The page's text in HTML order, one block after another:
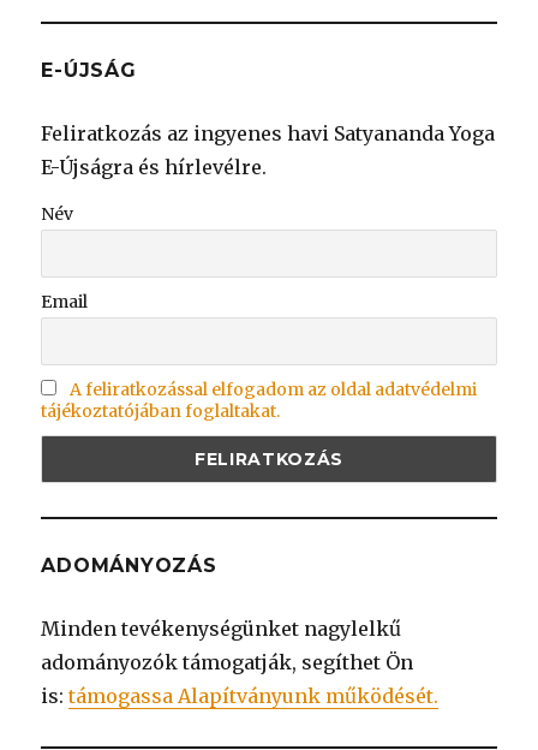
E-ÚJSÁG
Feliratkozás az ingyenes havi Satyananda Yoga
E-Újságra és hírlevélre.
Név
Email
A feliratkozással elfogadom az oldal adatvédelmi
tájékoztatójában foglaltakat.
ADOMÁNYOZÁS
Minden tevékenységünket nagylelkű
adományozók támogatják, segíthet Ön
is:támogassa Alapítványunk működését.